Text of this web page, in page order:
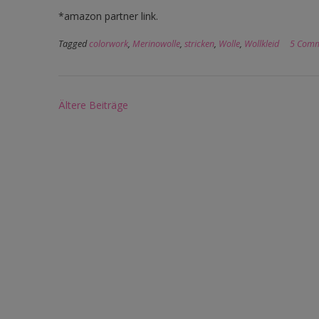
*amazon partner link.
Taggedcolorwork, Merinowolle, stricken, Wolle, Wollkleid 5
Beitragsnavigation
Ältere Beiträge